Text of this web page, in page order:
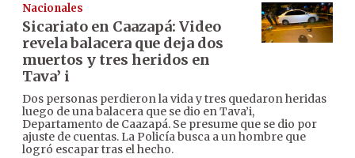
Nacionales
Sicariato en Caazapá: Video
revela balacera que deja dos
muertos y tres heridos en
Tava’ i
Dos personas perdieron la vida y tres quedaron heridas
luego de una balacera que se dio en Tava’i,
Departamento de Caazapá. Se presume que se dio por
ajuste de cuentas. La Policía busca a un hombre que
logró escapar tras el hecho.